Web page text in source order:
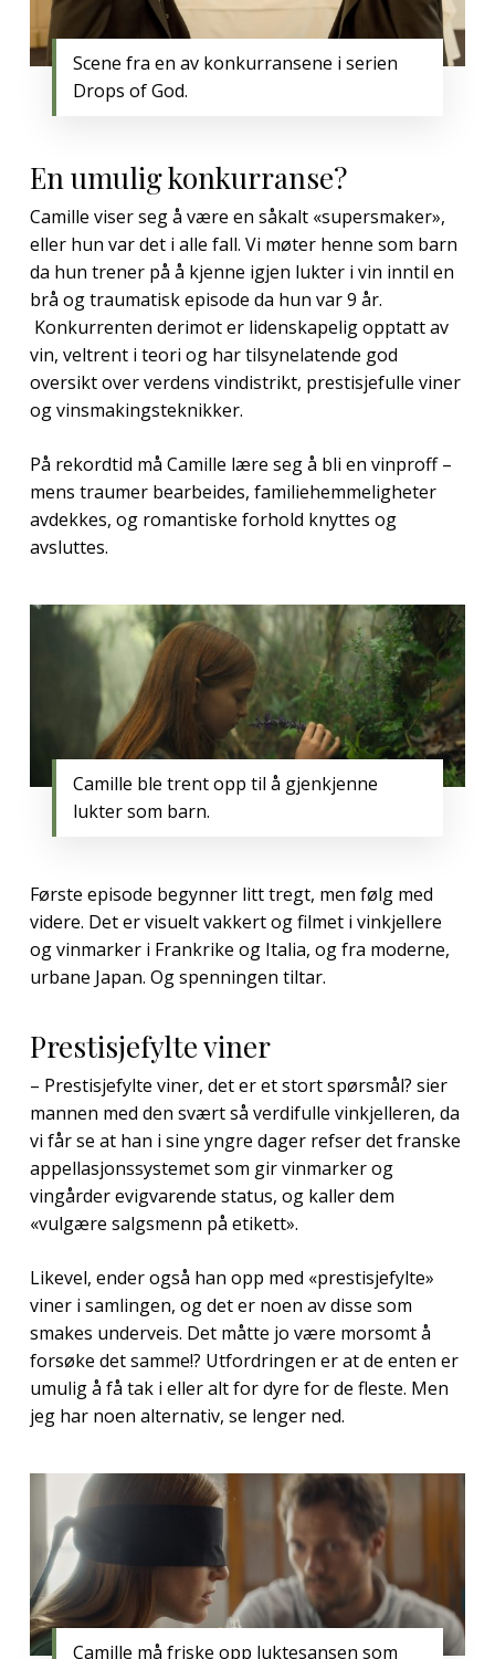
Scene fra en av konkurransene i serien
Drops of God.
En umulig konkurranse?
Camille viser seg å være en såkalt «supersmaker»,
eller hun var det i alle fall. Vi møter henne som barn
da hun trener på å kjenne igjen lukter i vin inntil en
brå og traumatisk episode da hun var 9 år.
Konkurrenten derimot er lidenskapelig opptatt av
vin, veltrent i teori og har tilsynelatende god
oversikt over verdens vindistrikt, prestisjefulle viner
og vinsmakingsteknikker.
På rekordtid må Camille lære seg å bli en vinproff –
mens traumer bearbeides, familiehemmeligheter
avdekkes, og romantiske forhold knyttes og
avsluttes.
Camille ble trent opp til å gjenkjenne
lukter som barn.
Første episode begynner litt tregt, men følg med
videre. Det er visuelt vakkert og filmet i vinkjellere
og vinmarker i Frankrike og Italia, og fra moderne,
urbane Japan. Og spenningen tiltar.
Prestisjefylte viner
– Prestisjefylte viner, det er et stort spørsmål? sier
mannen med den svært så verdifulle vinkjelleren, da
vi får se at han i sine yngre dager refser det franske
appellasjonssystemet som gir vinmarker og
vingårder evigvarende status, og kaller dem
«vulgære salgsmenn på etikett».
Likevel, ender også han opp med «prestisjefylte»
viner i samlingen, og det er noen av disse som
smakes underveis. Det måtte jo være morsomt å
forsøke det samme!? Utfordringen er at de enten er
umulig å få tak i eller alt for dyre for de fleste. Men
jeg har noen alternativ, se lenger ned.
Camille må friske opp luktesansen som